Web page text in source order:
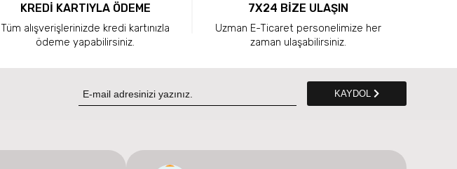
KREDİ KARTIYLA ÖDEME
Tüm alışverişlerinizde kredi kartınızla
ödeme yapabilirsiniz.
7X24 BİZE ULAŞIN
Uzman E-Ticaret personelimize her
zaman ulaşabilirsiniz.
KAYDOL